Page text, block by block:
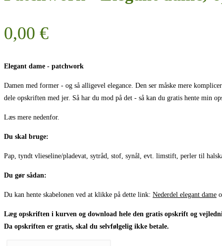
0,00 €
Elegant dame - patchwork
Damen med former - og så alligevel elegance. Den ser måske mere
dele opskriften med jer. Så har du mod på det - så kan du gratis hente min
Læs mere nedenfor.
Du skal bruge:
Pap, tyndt vlieseline/pladevat, sytråd, stof, synål, evt. limstift, perler til
Du gør sådan:
Du kan hente skabelonen ved at klikke på dette link: Nederdel elegant dame
Læg opskriften i kurven og download hele den gratis opskrift og
Da opskriften er gratis, skal du selvfølgelig ikke betale.